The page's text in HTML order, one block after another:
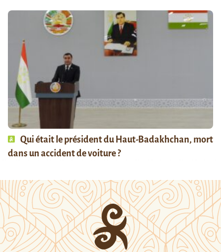
Qui était le président du Haut-Badakhchan, mort
dans un accident de voiture ?